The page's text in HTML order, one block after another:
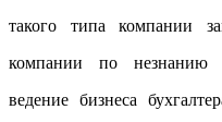
такого типа компании
компании по незнанию
ведение бизнеса